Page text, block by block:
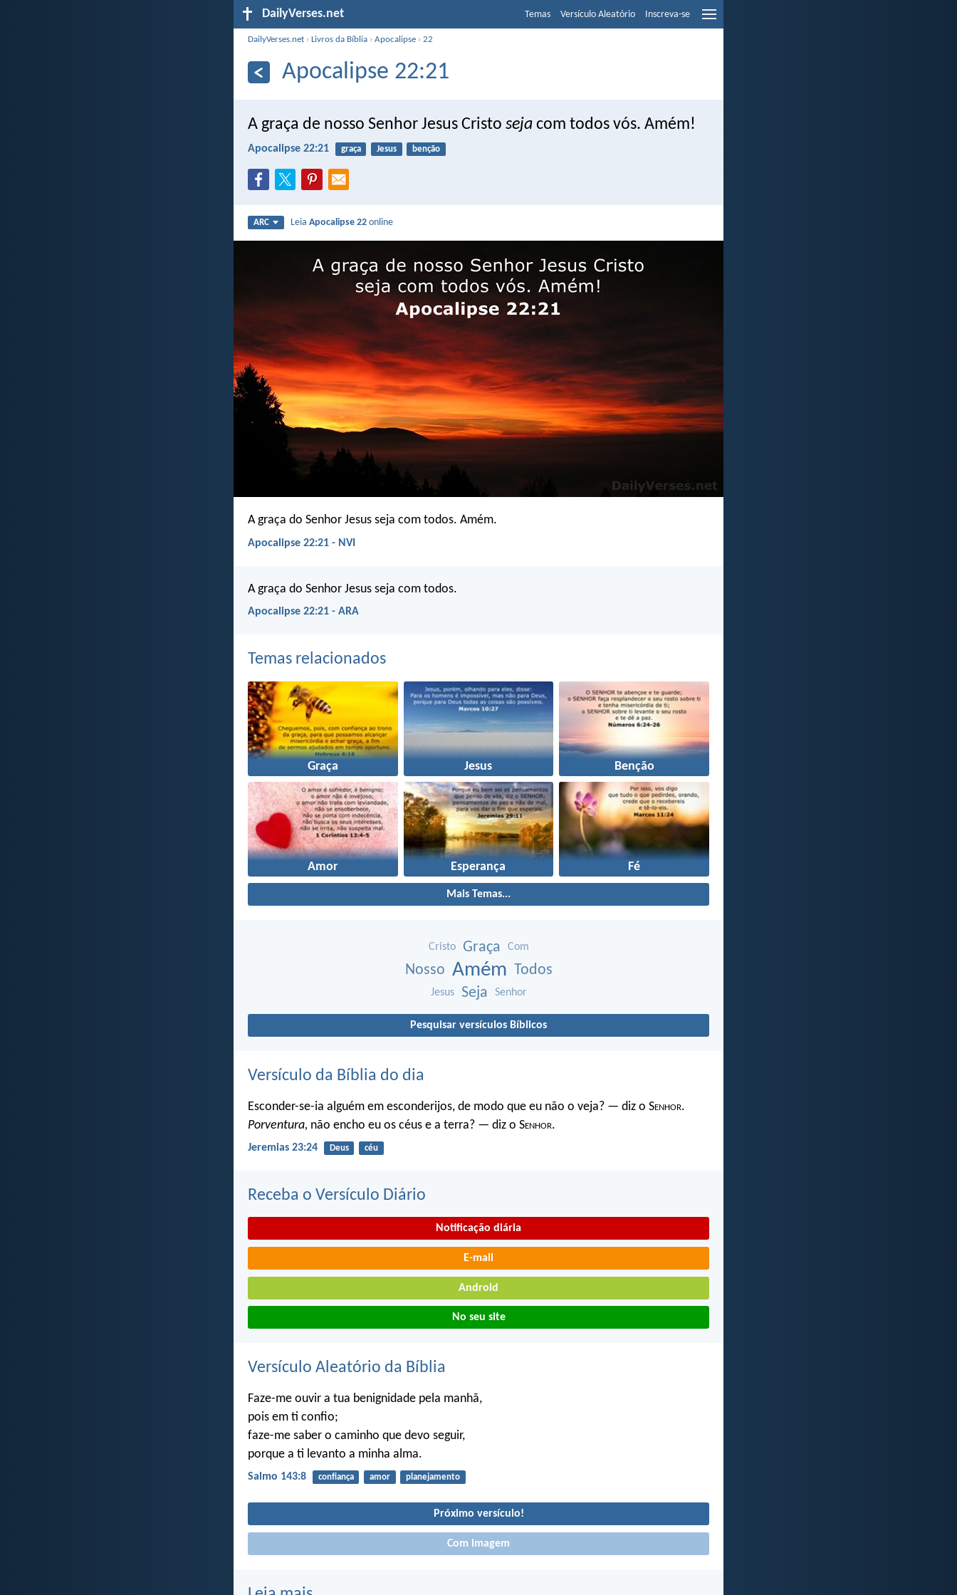
DailyVerses.net Temas Versículo Aleatório Inscreva-se
DailyVerses.net ›Livros da Bíblia ›Apocalipse ›22
Apocalipse 22:21
A graça de nosso Senhor Jesus Cristo seja com todos vós. Amém!
Apocalipse 22:21 graça Jesus benção
ARC LeiaApocalipse 22 online
A graça do Senhor Jesus seja com todos. Amém.
Apocalipse 22:21 - NVI
A graça do Senhor Jesus seja com todos.
Apocalipse 22:21 - ARA
Temas relacionados
Graça Jesus Benção
Amor Esperança Fé
Mais Temas...
Cristo Graça Com
Nosso Amém Todos
Jesus Seja Senhor
Pesquisar versículos Bíblicos
Versículo da Bíblia do dia
Esconder-se-ia alguém em esconderijos, de modo que eu não o veja? — diz o Senhor.
Porventura, não encho eu os céus e a terra? — diz o Senhor.
Jeremias 23:24 Deus céu
Receba o Versículo Diário
Notificação diária
E-mail
Android
No seu site
Versículo Aleatório da Bíblia
Faze-me ouvir a tua benignidade pela manhã,
pois em ti confio;
faze-me saber o caminho que devo seguir,
porque a ti levanto a minha alma.
Salmo 143:8 confiança amor planejamento
Próximo versículo!
Com imagem